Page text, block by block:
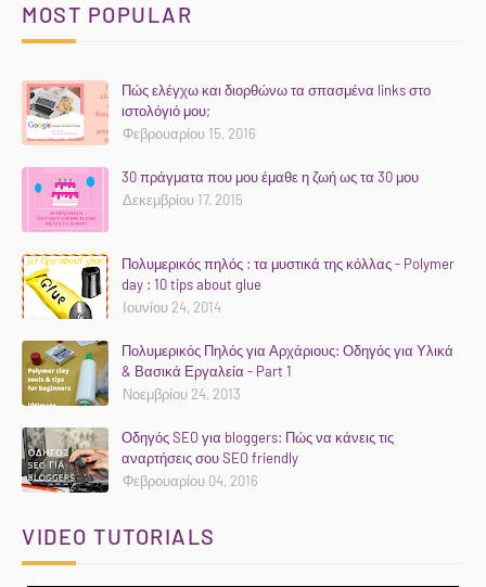
MOST POPULAR
Πώς ελέγχω και διορθώνω τα σπασμένα links στο
ιστολόγιό μου;
Φεβρουαρίου 15, 2016
30 πράγματα που μου έμαθε η ζωή ως τα 30 μου
Δεκεμβρίου 17, 2015
Πολυμερικός πηλός : τα μυστικά της κόλλας - Polymer
day : 10 tips about glue
Ιουνίου 24, 2014
Πολυμερικός Πηλός για Αρχάριους: Οδηγός για Υλικά
& Βασικά Εργαλεία - Part 1
Νοεμβρίου 24, 2013
Οδηγός SEO για bloggers: Πώς να κάνεις τις
αναρτήσεις σου SEO friendly
Φεβρουαρίου 04, 2016
VIDEO TUTORIALS